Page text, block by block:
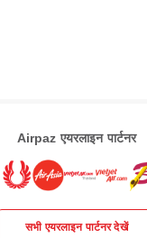
Airpaz एयरलाइन पार्टनर
सभी एयरलाइन पार्टनर देखें